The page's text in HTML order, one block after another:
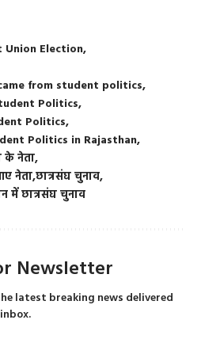
Union Election
from student politics
Politics
Politics
Politics in Rajasthan
के नेता
नेताछात्रसंघ चुनाव
में छात्रसंघ चुनाव
Newsletter
latest breaking news delivered